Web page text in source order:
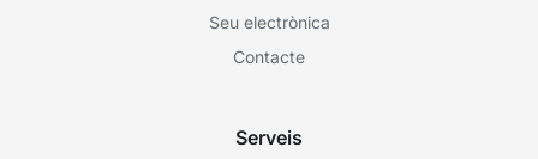
Seu electrònica
Contacte
Serveis